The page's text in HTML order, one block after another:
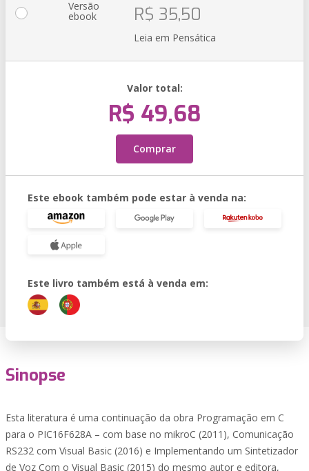
Versão
ebook R$ 35,50
Leia em Pensática
Valor total:
R$ 49,68
Comprar
Este ebook também pode estar à venda na:
Este livro também está à venda em:
Sinopse
Esta literatura é uma continuação da obra Programação em C
para o PIC16F628A – com base no mikroC (2011), Comunicação
RS232 com Visual Basic (2016) e Implementando um Sintetizador
de Voz Com o Visual Basic (2015) do mesmo autor e editora,